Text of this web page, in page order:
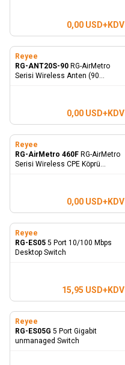
0,00 USD+KDV
Reyee
RG-ANT20S-90 RG-AirMetro
Serisi Wireless Anten (90
0,00 USD+KDV
Reyee
RG-AirMetro 460F RG-AirMetro
Serisi Wireless CPE Köprü
0,00 USD+KDV
Reyee
RG-ES05 5 Port 10/100 Mbps
Desktop Switch
15,95 USD+KDV
Reyee
RG-ES05G 5 Port Gigabit
unmanaged Switch